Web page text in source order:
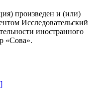
произведен и (или)
Исследовательский
иностранного
«Сова».